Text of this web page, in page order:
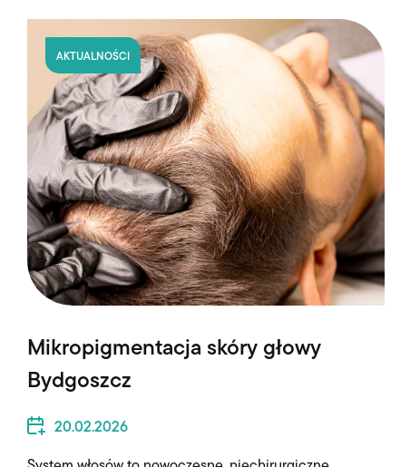
AKTUALNOŚCI
Mikropigmentacja skóry głowy
Bydgoszcz
20.02.2026